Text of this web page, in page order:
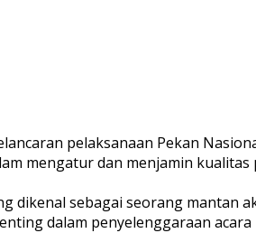
pelaksanaan Pekan
mengatur dan menjamin
dikenal sebagai seorang mantan
dalam penyelenggaraan